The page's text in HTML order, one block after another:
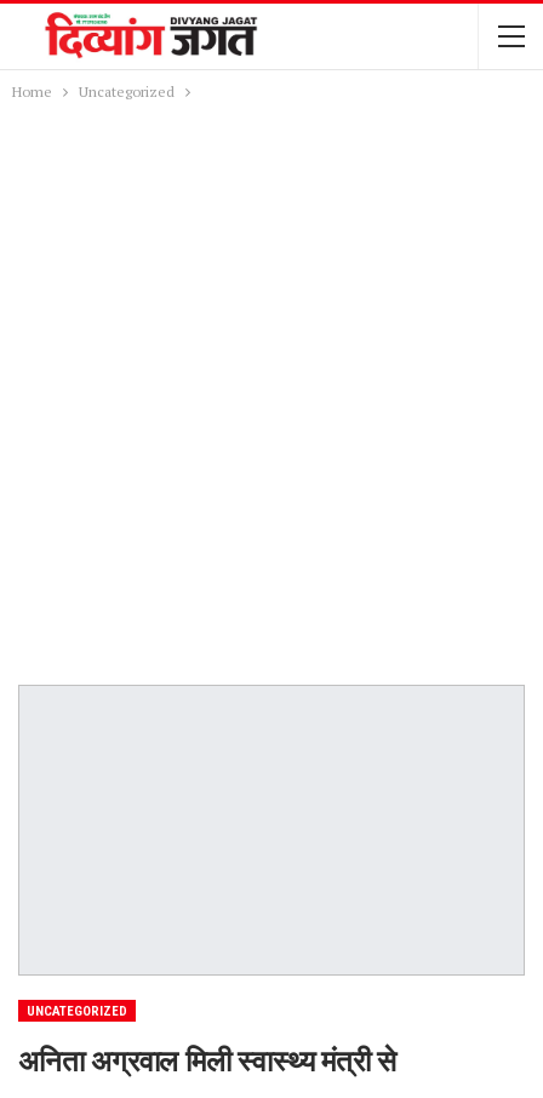
Home Uncategorized
UNCATEGORIZED
अनिता अग्रवाल मिली स्वास्थ्य मंत्री से